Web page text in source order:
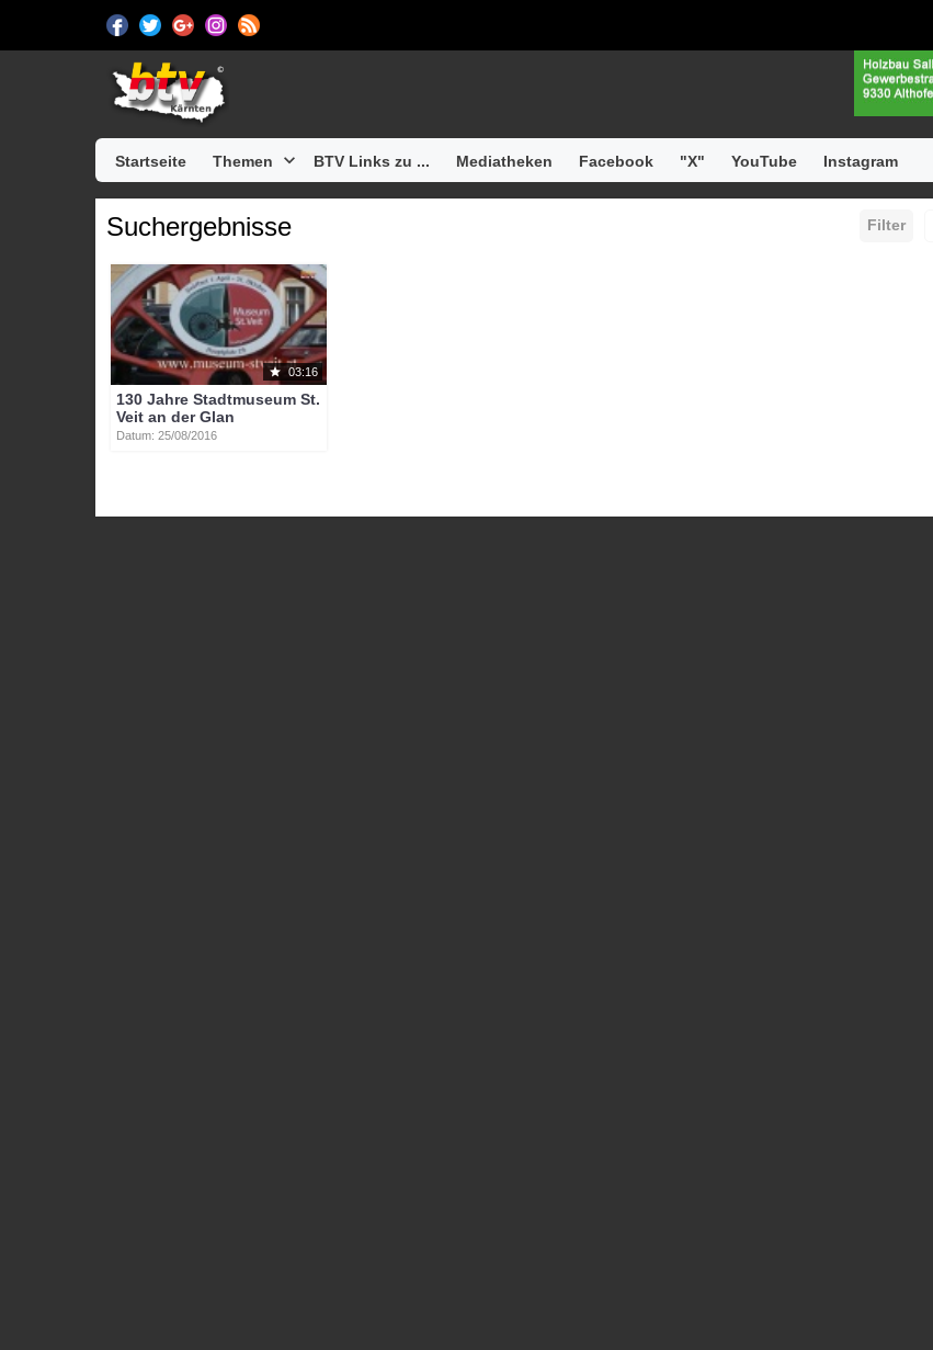
Startseite Themen BTV Links zu ... Mediatheken Facebook "X" YouTube Instagram
Filter
Suchergebnisse
03:16
130 Jahre Stadtmuseum St.
Veit an der Glan
Datum: 25/08/2016